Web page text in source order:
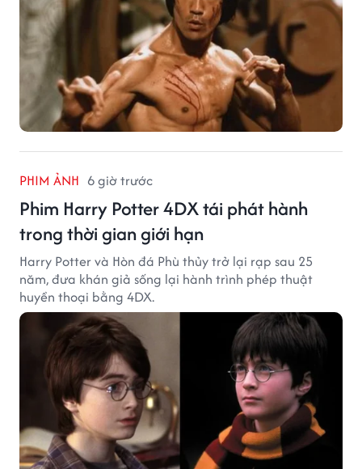
PHIM ẢNH 6 giờ trước
Phim Harry Potter 4DX tái phát hành
trong thời gian giới hạn
Harry Potter và Hòn đá Phù thủy trở lại rạp sau 25
năm, đưa khán giả sống lại hành trình phép thuật
huyền thoại bằng 4DX.